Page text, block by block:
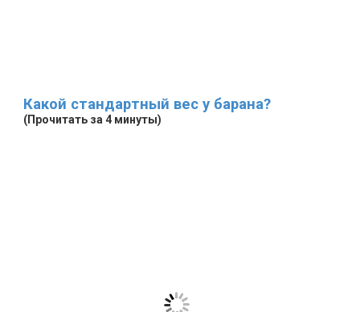
Какой стандартный вес у барана?
(Прочитать за 4 минуты)